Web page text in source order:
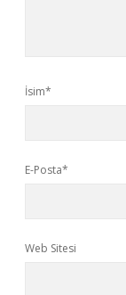
İsim*
E-Posta*
Web Sitesi